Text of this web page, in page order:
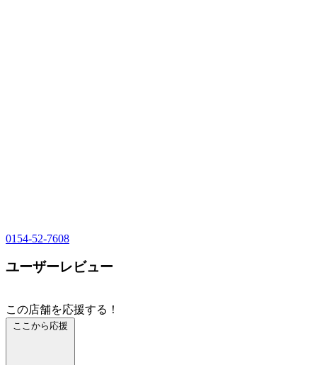
0154-52-7608
ユーザーレビュー
この店舗を応援する！
ここから応援